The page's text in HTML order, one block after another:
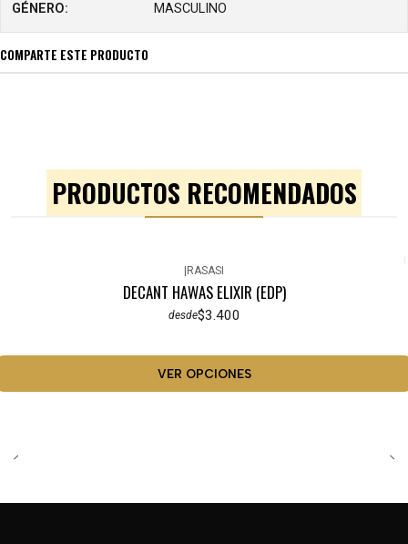
GÉNERO: MASCULINO
COMPARTE ESTE PRODUCTO
PRODUCTOS RECOMENDADOS
RASASI
DECANT HAWAS ELIXIR (EDP)
desde$3.400
VER OPCIONES